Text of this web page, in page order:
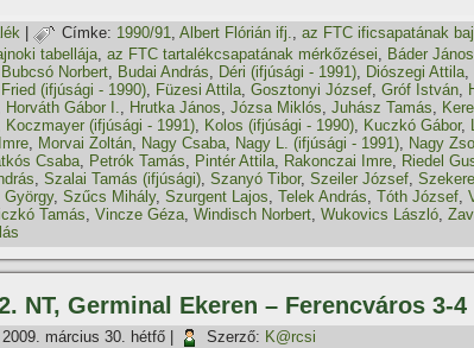
Címke: 1990/91, Albert Flórián ifj., az FTC ificsapatának
tabellája, az FTC tartalékcsapatának mérkőzései, Báder János
Bubcsó Norbert, Budai András, Déri (ifjúsági - 1991), Diószegi Attila,
Fried (ifjúsági - 1990), Füzesi Attila, Gosztonyi József, Gróf István,
Horváth Gábor I., Hrutka János, Józsa Miklós, Juhász Tamás,
Koczmayer (ifjúsági - 1991), Kolos (ifjúsági - 1990), Kuczkó Gábor,
, Morvai Zoltán, Nagy Csaba, Nagy L. (ifjúsági - 1991), Nagy
Csaba, Petrók Tamás, Pintér Attila, Rakonczai Imre, Riedel
, Szalai Tamás (ifjúsági), Szanyó Tibor, Szeiler József,
, Szűcs Mihály, Szurgent Lajos, Telek András, Tóth József,
Tamás, Vincze Géza, Windisch Norbert, Wukovics László,
NT, Germinal Ekeren – Ferencváros 3-4
2009. március 30. hétfő Szerző: K@rcsi